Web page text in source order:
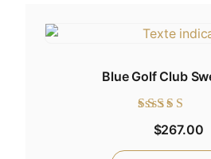
Blue Golf Club
Note
5.00
sur 5
$267.00